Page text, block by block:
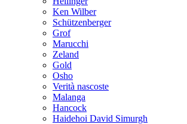
Ken Wilber
Schützenberger
Grof
Marucchi
Zeland
Gold
Osho
Verità nascoste
Malanga
Hancock
Haidehoi David Simurgh